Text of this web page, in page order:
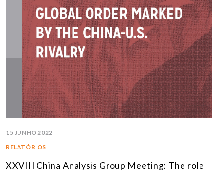
15 JUNHO 2022
RELATÓRIOS
XXVIII China Analysis Group Meeting: The role